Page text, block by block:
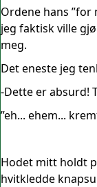
Ordene hans
jeg faktisk ville
meg.
Det eneste
-Dette er absurd!
”eh... ehem...
Hodet mitt holdt
hvitkledde